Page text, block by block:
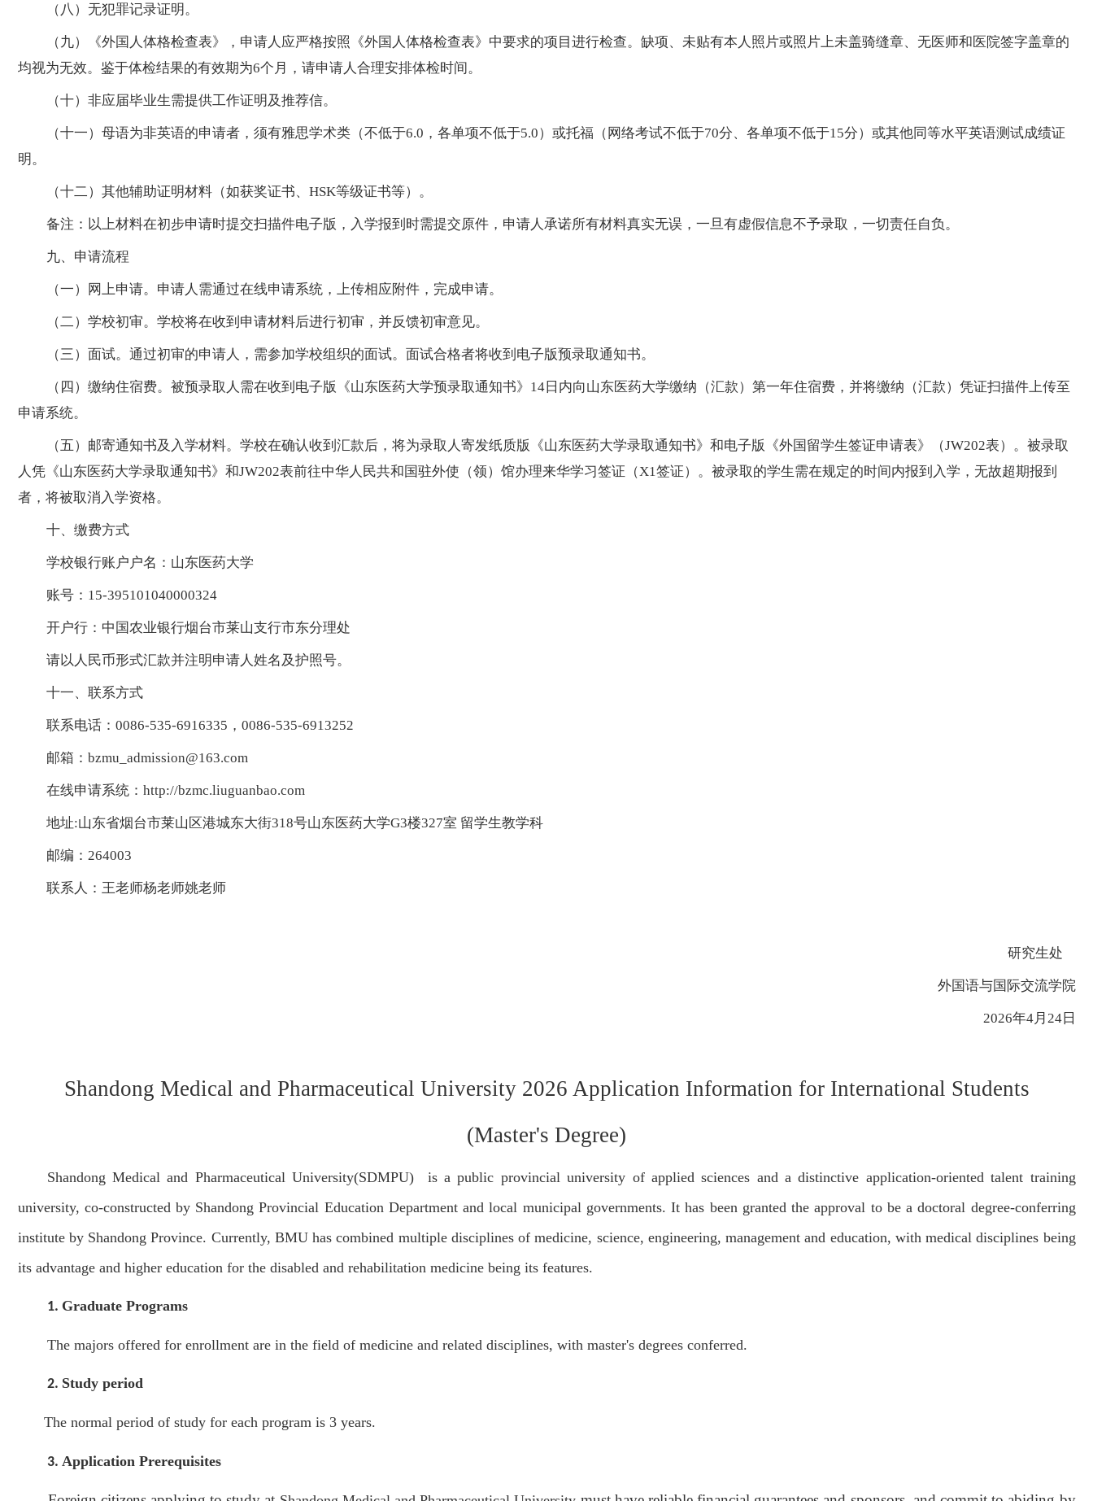
（八）无犯罪记录证明。
（九）《外国人体格检查表》，申请人应严格按照《外国人体格检查表》中要求的项目进行检查。缺项、未贴有本人照片或照片上未盖骑缝章、无医师和医院签字盖章的
均视为无效。鉴于体检结果的有效期为6个月，请申请人合理安排体检时间。
（十）非应届毕业生需提供工作证明及推荐信。
（十一）母语为非英语的申请者，须有雅思学术类（不低于6.0，各单项不低于5.0）或托福（网络考试不低于70分、各单项不低于15分）或其他同等水平英语测试成绩证
明。
（十二）其他辅助证明材料（如获奖证书、 HSK等级证书等）。
备注：以上材料在初步申请时提交扫描件电子版，入学报到时需提交原件，申请人承诺所有材料真实无误，一旦有虚假信息不予录取，一切责任自负。
九、申请流程
（一）网上申请。申请人需通过在线申请系统，上传相应附件，完成申请。
（二）学校初审。学校将在收到申请材料后进行初审，并反馈初审意见。
（三）面试。通过初审的申请人，需参加学校组织的面试。面试合格者将收到电子版预录取通知书。
（四）缴纳住宿费。被预录取人需在收到电子版《山东医药大学预录取通知书》 14日内向山东医药大学缴纳（汇款）第一年住宿费，并将缴纳（汇款）凭证扫描件上传至
申请系统。
（五）邮寄通知书及入学材料。学校在确认收到汇款后，将为录取人寄发纸质版《山东医药大学录取通知书》和电子版《外国留学生签证申请表》（JW202表）。被录取
人凭《山东医药大学录取通知书》和JW202表前往中华人民共和国驻外使（领）馆办理来华学习签证（X1签证）。被录取的学生需在规定的时间内报到入学，无故超期报到
者，将被取消入学资格。
十、缴费方式
学校银行账户户名：山东医药大学
账号： 15-395101040000324
开户行：中国农业银行烟台市莱山支行市东分理处
请以人民币形式汇款并注明申请人姓名及护照号。
十一、联系方式
联系电话： 0086-535-6916335，0086-535-6913252
邮箱： bzmu_admission@163.com
在线申请系统： http://bzmc.liuguanbao.com
地址:山东省烟台市莱山区港城东大街318号山东医药大学G3楼327室 留学生教学科
邮编： 264003
联系人：王老师杨老师姚老师
研究生处
外国语与国际交流学院
2026年4月24日
Shandong Medical and Pharmaceutical University 2026 Application Information for International Students
(Master's Degree)
Shandong Medical and Pharmaceutical University(SDMPU) is a public provincial university of applied sciences and a distinctive application-oriented talent training
university, co-constructed by Shandong Provincial Education Department and local municipal governments. It has been granted the approval to be a doctoral degree-conferring
institute by Shandong Province. Currently, BMU has combined multiple disciplines of medicine, science, engineering, management and education, with medical disciplines being
its advantage and higher education for the disabled and rehabilitation medicine being its features.
1. Graduate Programs
The majors offered for enrollment are in the field of medicine and related disciplines, with master's degrees conferred.
2. Study period
The normal period of study for each program is 3 years.
3. Application Prerequisites